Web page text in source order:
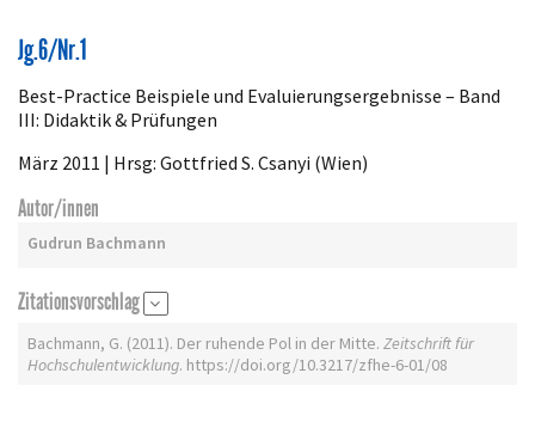
Jg.6/Nr.1
Best-Practice Beispiele und Evaluierungsergebnisse – Band
III: Didaktik & Prüfungen
März 2011 | Hrsg: Gottfried S. Csanyi (Wien)
Autor/innen
Gudrun Bachmann
Zitationsvorschlag
Bachmann, G. (2011). Der ruhende Pol in der Mitte. Zeitschrift für
Hochschulentwicklung. https://doi.org/10.3217/zfhe-6-01/08